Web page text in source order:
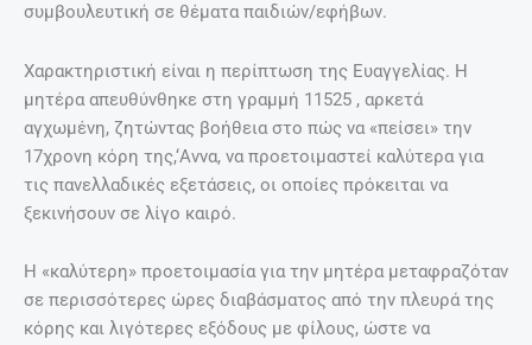
συμβουλευτική σε θέματα παιδιών/εφήβων.
Χαρακτηριστική είναι η περίπτωση της Ευαγγελίας. Η
μητέρα απευθύνθηκε στη γραμμή 11525 , αρκετά
αγχωμένη, ζητώντας βοήθεια στο πώς να «πείσει» την
17χρονη κόρη της,‘Αννα, να προετοιμαστεί καλύτερα για
τις πανελλαδικές εξετάσεις, οι οποίες πρόκειται να
ξεκινήσουν σε λίγο καιρό.
Η «καλύτερη» προετοιμασία για την μητέρα μεταφραζόταν
σε περισσότερες ώρες διαβάσματος από την πλευρά της
κόρης και λιγότερες εξόδους με φίλους, ώστε να